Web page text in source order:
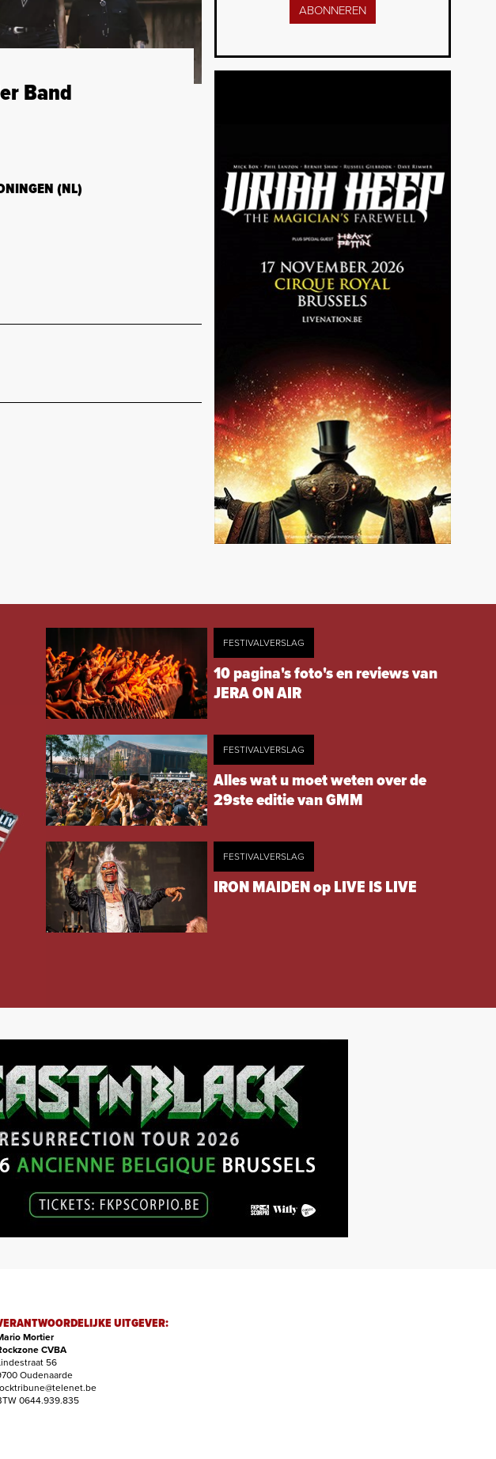
Band
(NL)
ABONNEREN
FESTIVALVERSLAG
10 pagina's foto's en reviews van
JERA ON AIR
FESTIVALVERSLAG
Alles wat u moet weten over de
29ste editie van GMM
FESTIVALVERSLAG
IRON MAIDEN op LIVE IS LIVE
UITGEVER:
Mortier
CVBA
56
Oudenaarde
0644.939.835